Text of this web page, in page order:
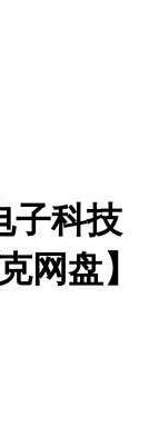
子科技
网盘】